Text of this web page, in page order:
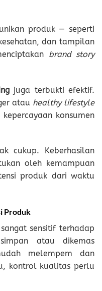
produk — seperti
dan tampilan
brand story
juga terbukti efektif.
atau healthy lifestyle
konsumen
cukup. Keberhasilan
oleh kemampuan
produk dari waktu
Produk
sangat sensitif terhadap
atau dikemas
melempem dan
kontrol kualitas perlu